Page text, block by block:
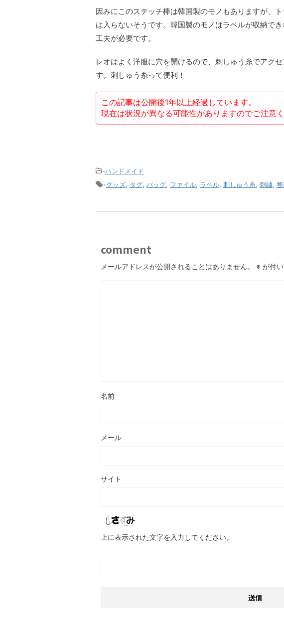
因みにこのステッチ棒は韓国製のモノもありますが、
は入らないそうです。韓国製のモノはラベルが収納で
工夫が必要です。
レオはよく洋服に穴を開けるので、刺しゅう糸でアク
す。刺しゅう糸って便利！
この記事は公開後1年以上経過しています。
現在は状況が異なる可能性がありますのでご注意く
-ハンドメイド
-グッズ タグ バッグ ファイル ラベル 刺しゅう糸 刺繍
comment
メールアドレスが公開されることはありません。 ※ が付
名前
メール
サイト
上に表示された文字を入力してください。